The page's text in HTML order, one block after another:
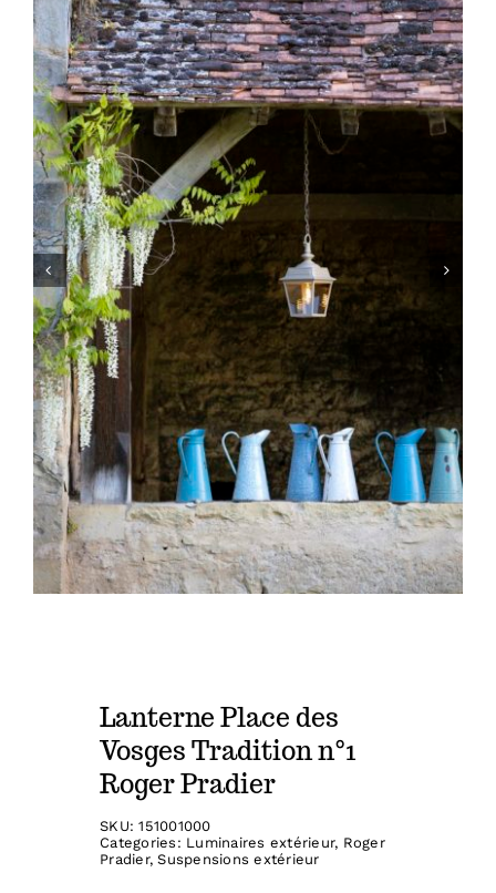
LUMINAIRES INTERIEUR
ECLAIRAGE LED
BLOG
 
Lanterne Place des
Vosges Tradition n°1
Roger Pradier
SKU:151001000
Categories: Luminaires extérieur, Roger
Pradier,Suspensions extérieur